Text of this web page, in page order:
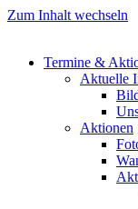
Zum Inhalt wechseln
Termine &
Aktuelle
Aktionen